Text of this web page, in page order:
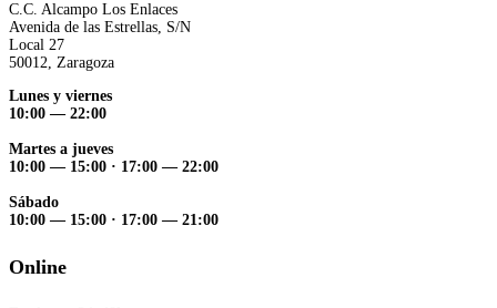
C.C. Alcampo Los Enlaces
Avenida de las Estrellas, S/N
Local 27
50012, Zaragoza
Lunes y viernes
10:00 — 22:00
Martes a jueves
10:00 — 15:00 · 17:00 — 22:00
Sábado
10:00 — 15:00 · 17:00 — 21:00
Online